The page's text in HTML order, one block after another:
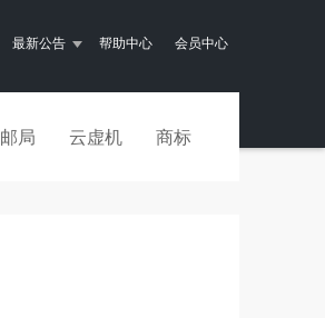
最新公告 帮助中心 会员中心
邮局 云虚机 商标